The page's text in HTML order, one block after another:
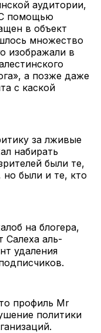
аудитории,
помощью
в объект
множество
изображали в
а позже даже
с каской
за лживые
набирать
были те,
но были и те, кто
на блогера,
Салеха аль-
удаления
профиль Mr
политики